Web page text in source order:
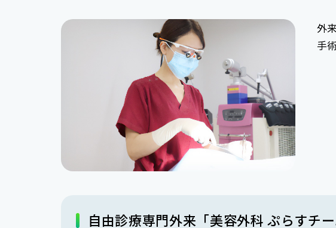
外
手
自由診療専門外来「美容外科 ぷらすチー